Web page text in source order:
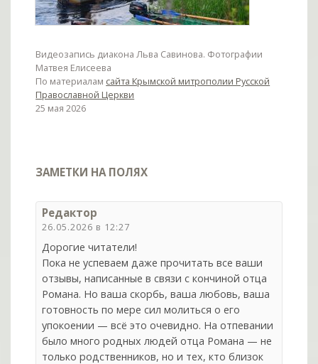
Видеозапись диакона Льва Савинова. Фотографии
Матвея Елисеева
По материалам сайта Крымской митрополии Русской
Православной Церкви
25 мая 2026
ЗАМЕТКИ НА ПОЛЯХ
Редактор
26.05.2026 в 12:27
Дорогие читатели!
Пока не успеваем даже прочитать все ваши
отзывы, написанные в связи с кончиной отца
Романа. Но ваша скорбь, ваша любовь, ваша
готовность по мере сил молиться о его
упокоении — всё это очевидно. На отпевании
было много родных людей отца Романа — не
только родственников, но и тех, кто близок